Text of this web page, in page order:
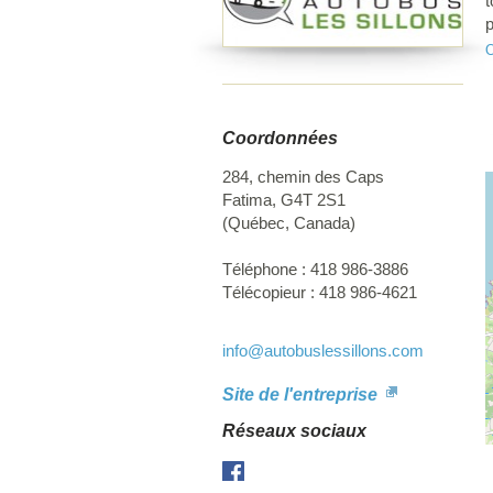
Coordonnées
284, chemin des Caps
Fatima, G4T 2S1
(Québec, Canada)
Téléphone : 418 986-3886
Télécopieur : 418 986-4621
info@autobuslessillons.com
Site de l'entreprise
Réseaux sociaux